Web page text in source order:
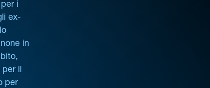
i
ex-
in
per il
per